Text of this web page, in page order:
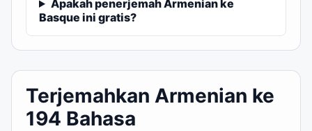
Apakah penerjemah Armenian ke
Basque ini gratis?
Terjemahkan Armenian ke
194 Bahasa